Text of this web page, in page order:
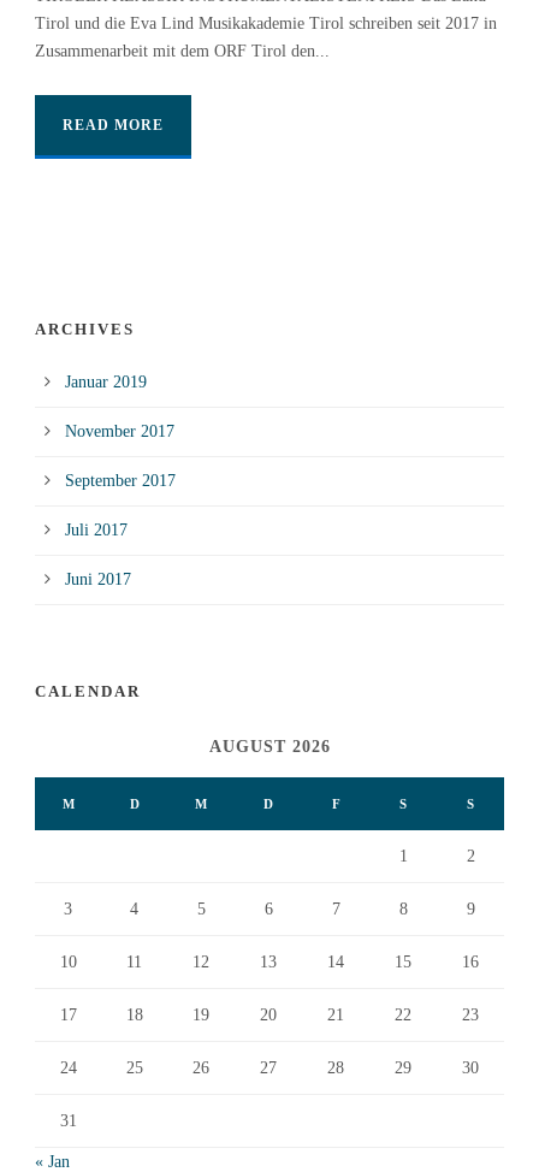
Tirol und die Eva Lind Musikakademie Tirol schreiben seit 2017 in
Zusammenarbeit mit dem ORF Tirol den...
READ MORE
ARCHIVES
Januar 2019
November 2017
September 2017
Juli 2017
Juni 2017
CALENDAR
AUGUST 2026
M D M D F S S
1 2
3 4 5 6 7 8 9
10 11 12 13 14 15 16
17 18 19 20 21 22 23
24 25 26 27 28 29 30
31
« Jan